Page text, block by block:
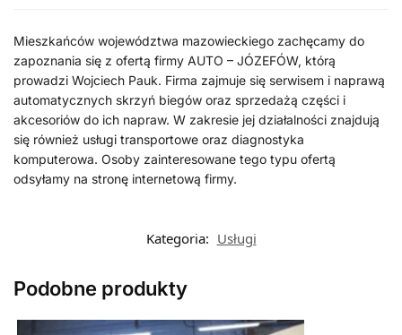
Mieszkańców województwa mazowieckiego zachęcamy do
zapoznania się z ofertą firmy AUTO – JÓZEFÓW, którą
prowadzi Wojciech Pauk. Firma zajmuje się serwisem i naprawą
automatycznych skrzyń biegów oraz sprzedażą części i
akcesoriów do ich napraw. W zakresie jej działalności znajdują
się również usługi transportowe oraz diagnostyka
komputerowa. Osoby zainteresowane tego typu ofertą
odsyłamy na stronę internetową firmy.
Kategoria: Usługi
Podobne produkty